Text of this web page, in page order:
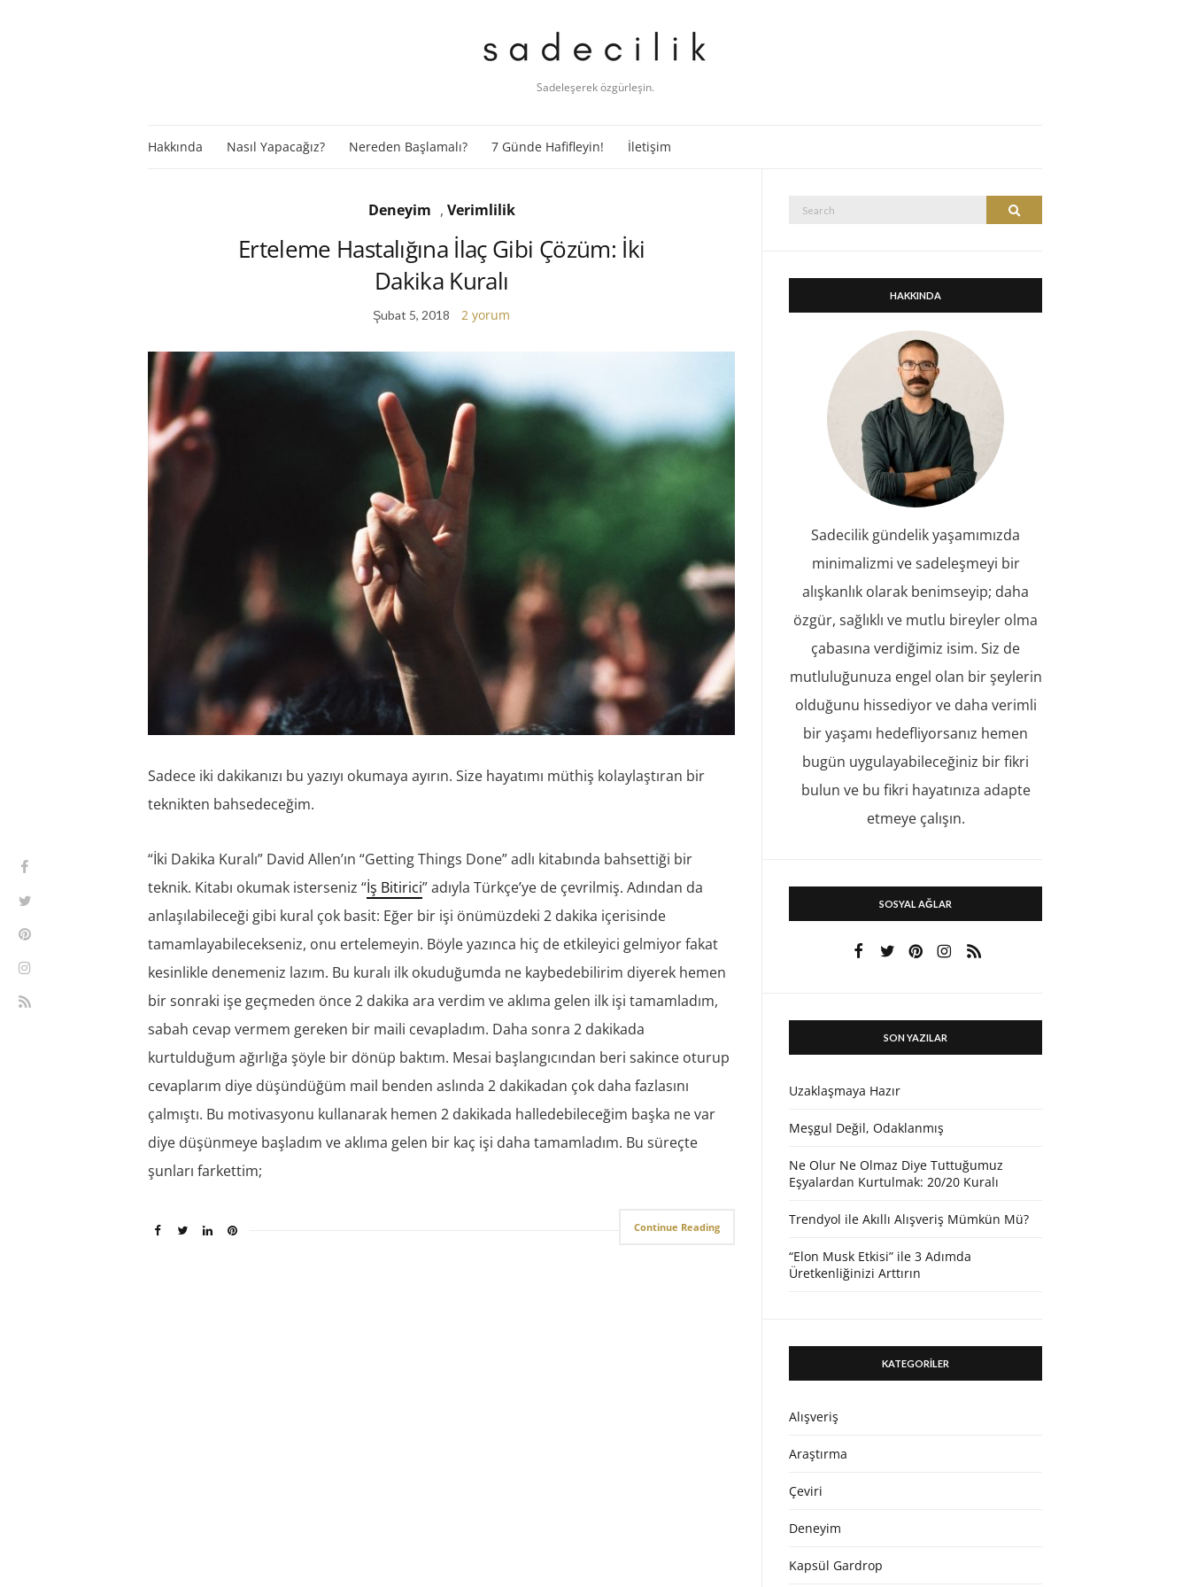
Sadeleşerek özgürleşin.
Hakkında Nasıl Yapacağız? Nereden Başlamalı? 7 Günde Hafifleyin! İletişim
Deneyim , Verimlilik
Erteleme Hastalığına İlaç Gibi Çözüm: İki
Dakika Kuralı
Şubat 5, 2018 2 yorum
Sadece iki dakikanızı bu yazıyı okumaya ayırın. Size hayatımı müthiş kolaylaştıran bir
teknikten bahsedeceğim.
“İki Dakika Kuralı” David Allen’ın “Getting Things Done” adlı kitabında bahsettiği bir
teknik. Kitabı okumak isterseniz “İş Bitirici” adıyla Türkçe’ye de çevrilmiş. Adından da
anlaşılabileceği gibi kural çok basit: Eğer bir işi önümüzdeki 2 dakika içerisinde
tamamlayabilecekseniz, onu ertelemeyin. Böyle yazınca hiç de etkileyici gelmiyor fakat
kesinlikle denemeniz lazım. Bu kuralı ilk okuduğumda ne kaybedebilirim diyerek hemen
bir sonraki işe geçmeden önce 2 dakika ara verdim ve aklıma gelen ilk işi tamamladım,
sabah cevap vermem gereken bir maili cevapladım. Daha sonra 2 dakikada
kurtulduğum ağırlığa şöyle bir dönüp baktım. Mesai başlangıcından beri sakince oturup
cevaplarım diye düşündüğüm mail benden aslında 2 dakikadan çok daha fazlasını
çalmıştı. Bu motivasyonu kullanarak hemen 2 dakikada halledebileceğim başka ne var
diye düşünmeye başladım ve aklıma gelen bir kaç işi daha tamamladım. Bu süreçte
şunları farkettim;
Continue Reading
Search
HAKKINDA
Sadecilik gündelik yaşamımızda
minimalizmi ve sadeleşmeyi bir
alışkanlık olarak benimseyip; daha
özgür, sağlıklı ve mutlu bireyler olma
çabasına verdiğimiz isim. Siz de
mutluluğunuza engel olan bir şeylerin
olduğunu hissediyor ve daha verimli
bir yaşamı hedefliyorsanız hemen
bugün uygulayabileceğiniz bir fikri
bulun ve bu fikri hayatınıza adapte
etmeye çalışın.
SOSYAL AĞLAR
SON YAZILAR
Uzaklaşmaya Hazır
Meşgul Değil, Odaklanmış
Ne Olur Ne Olmaz Diye Tuttuğumuz
Eşyalardan Kurtulmak: 20/20 Kuralı
Trendyol ile Akıllı Alışveriş Mümkün Mü?
“Elon Musk Etkisi” ile 3 Adımda
Üretkenliğinizi Arttırın
KATEGORİLER
Alışveriş
Araştırma
Çeviri
Deneyim
Kapsül Gardrop